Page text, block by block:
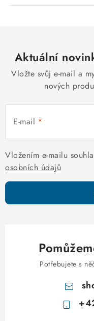
Aktuální
Vložte svůj e-mail a
nových
E-mail
Vložením e-mailu
osobních údajů
Potřebujete s